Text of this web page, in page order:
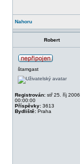
Nahoru
Robert
štamgast
Registrován: stř 25. říj 2006
00:00:00
Příspěvky: 3613
Bydliště: Praha